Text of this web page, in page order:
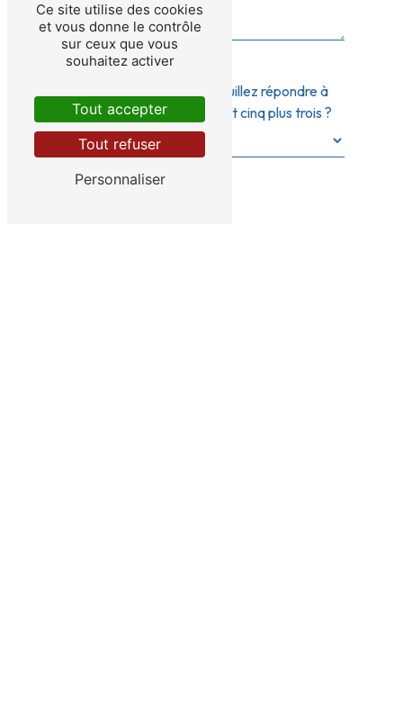
Vous n'êtes pas un robot, veuillez répondre à
cette question : combien font cinq plus trois ?
Ce site utilise des cookies
et vous donne le contrôle
sur ceux que vous
souhaitez activer
Tout accepter
Tout refuser
Personnaliser